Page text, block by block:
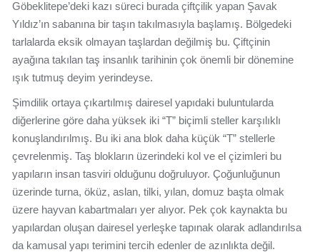
Göbeklitepe’deki kazı süreci burada çiftçilik yapan Şavak
Yıldız’ın sabanına bir taşın takılmasıyla başlamış. Bölgedeki
tarlalarda eksik olmayan taşlardan değilmiş bu. Çiftçinin
ayağına takılan taş insanlık tarihinin çok önemli bir dönemine
ışık tutmuş deyim yerindeyse.
Şimdilik ortaya çıkartılmış dairesel yapıdaki buluntularda
diğerlerine göre daha yüksek iki “T” biçimli steller karşılıklı
konuşlandırılmış. Bu iki ana blok daha küçük “T” stellerle
çevrelenmiş. Taş blokların üzerindeki kol ve el çizimleri bu
yapıların insan tasviri olduğunu doğruluyor. Çoğunluğunun
üzerinde turna, öküz, aslan, tilki, yılan, domuz başta olmak
üzere hayvan kabartmaları yer alıyor. Pek çok kaynakta bu
yapılardan oluşan dairesel yerleşke tapınak olarak adlandırılsa
da kamusal yapı terimini tercih edenler de azınlıkta değil.